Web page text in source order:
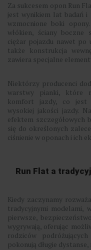
Za sukcesem opon Run
jest wynikiem lat badań i
wzmocnione boki
włókien, ściany
ciężar pojazdu nawet po
także konstrukcja
zawiera specjalne
Niektórzy producenci
warstwy pianki, które
komfort jazdy, co jest
wysokiej jakości jazdy.
efektem szczegółowych
się do określonych
ciśnienie w oponach i ich
Run Flat a
Kiedy zaczynamy
tradycyjnymi modelami,
pierwsze,
wygrywają, oferując
rodziców
pokonują długie